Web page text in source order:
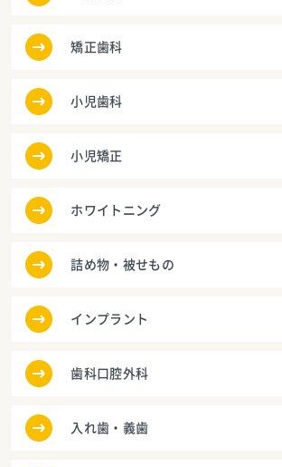
矯正歯科
小児歯科
小児矯正
ホワイトニング
詰め物・被せもの
インプラント
歯科口腔外科
入れ歯・義歯